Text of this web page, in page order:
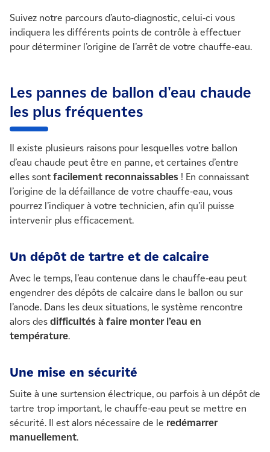
Suivez notre parcours d’auto-diagnostic, celui-ci vous
indiquera les différents points de contrôle à effectuer
pour déterminer l’origine de l’arrêt de votre chauffe-eau.
Les pannes de ballon d'eau chaude
les plus fréquentes
Il existe plusieurs raisons pour lesquelles votre ballon
d’eau chaude peut être en panne, et certaines d’entre
elles sont facilement reconnaissables ! En connaissant
l’origine de la défaillance de votre chauffe-eau, vous
pourrez l’indiquer à votre technicien, afin qu’il puisse
intervenir plus efficacement.
Un dépôt de tartre et de calcaire
Avec le temps, l’eau contenue dans le chauffe-eau peut
engendrer des dépôts de calcaire dans le ballon ou sur
l’anode. Dans les deux situations, le système rencontre
alors des difficultés à faire monter l’eau en
température.
Une mise en sécurité
Suite à une surtension électrique, ou parfois à un dépôt de
tartre trop important, le chauffe-eau peut se mettre en
sécurité. Il est alors nécessaire de le redémarrer
manuellement.